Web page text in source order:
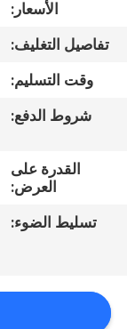
الجودة
اتصل
اطلب
الموقع
الأسعار:
تفاصيل التغليف:
وقت التسليم:
شروط الدفع:
القدرة على
العرض:
تسليط الضوء: